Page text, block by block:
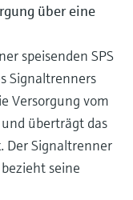
über eine
speisenden SPS
Signaltrenners
Versorgung vom
überträgt das
Der Signaltrenner
seine